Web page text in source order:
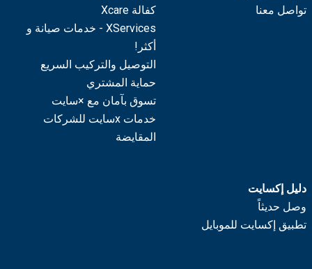
تواصل معنا
كفالة Xcare
XServices - خدمات صيانة و
أكثر!
التوصيل والتركيب السريع
حماية المشتري
تسوق بآمان مع ×سايت
خدمات xسايت للشركات
المقايضة
دليل إكسايت
وصل حديثاً
تطبيق إكسايت للموبايل